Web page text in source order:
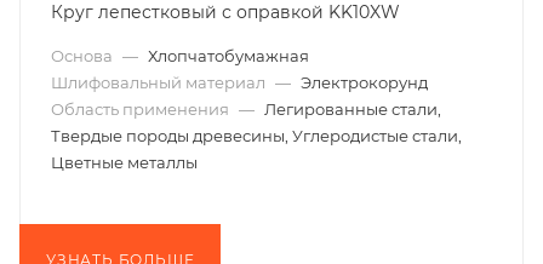
Круг лепестковый с оправкой KK10XW
Основа — Хлопчатобумажная
Шлифовальный материал — Электрокорунд
Область применения — Легированные стали,
Твердые породы древесины, Углеродистые стали,
Цветные металлы
УЗНАТЬ БОЛЬШЕ